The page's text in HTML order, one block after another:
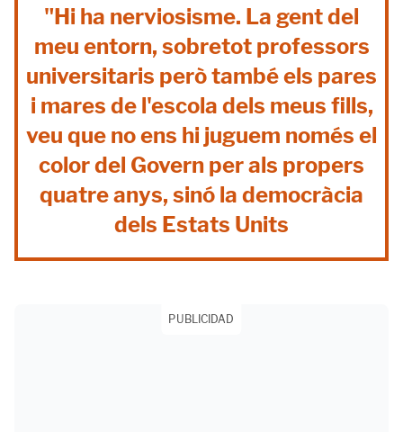
"Hi ha nerviosisme. La gent del
meu entorn, sobretot professors
universitaris però també els pares
i mares de l'escola dels meus fills,
veu que no ens hi juguem només el
color del Govern per als propers
quatre anys, sinó la democràcia
dels Estats Units
PUBLICIDAD